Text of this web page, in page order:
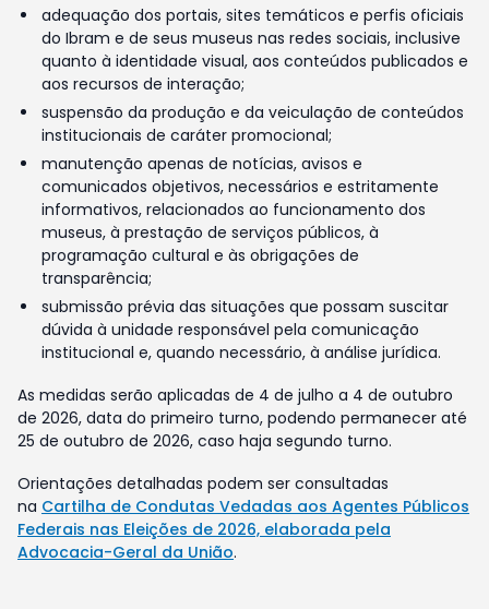
adequação dos portais, sites temáticos e perfis oficiais
do Ibram e de seus museus nas redes sociais, inclusive
quanto à identidade visual, aos conteúdos publicados e
aos recursos de interação;
suspensão da produção e da veiculação de conteúdos
institucionais de caráter promocional;
manutenção apenas de notícias, avisos e
comunicados objetivos, necessários e estritamente
informativos, relacionados ao funcionamento dos
museus, à prestação de serviços públicos, à
programação cultural e às obrigações de
transparência;
submissão prévia das situações que possam suscitar
dúvida à unidade responsável pela comunicação
institucional e, quando necessário, à análise jurídica.
As medidas serão aplicadas de 4 de julho a 4 de outubro
de 2026, data do primeiro turno, podendo permanecer até
25 de outubro de 2026, caso haja segundo turno.
Orientações detalhadas podem ser consultadas
na Cartilha de Condutas Vedadas aos Agentes Públicos
Federais nas Eleições de 2026, elaborada pela
Advocacia-Geral da União.